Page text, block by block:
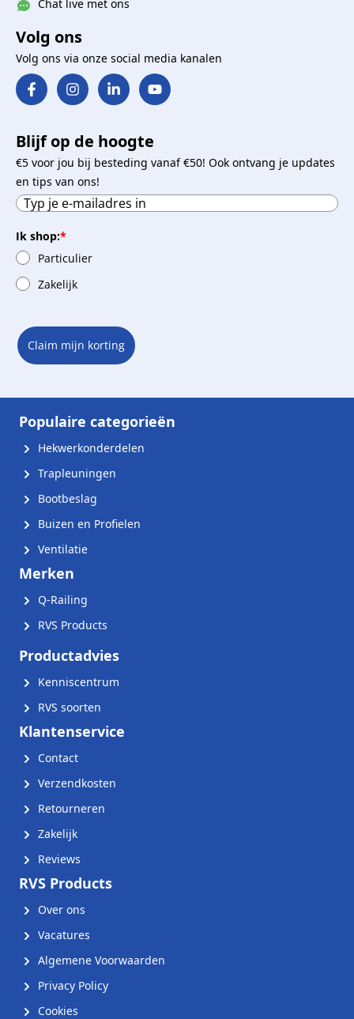
Chat live met ons
Volg ons
Volg ons via onze social media kanalen
Blijf op de hoogte
€5 voor jou bij besteding vanaf €50! Ook ontvang je updates
en tips van ons!
Ik shop:*
Particulier
Zakelijk
Claim mijn korting
Populaire categorieën
Hekwerkonderdelen
Trapleuningen
Bootbeslag
Buizen en Profielen
Ventilatie
Merken
Q-Railing
RVS Products
Productadvies
Kenniscentrum
RVS soorten
Klantenservice
Contact
Verzendkosten
Retourneren
Zakelijk
Reviews
RVS Products
Over ons
Vacatures
Algemene Voorwaarden
Privacy Policy
Cookies